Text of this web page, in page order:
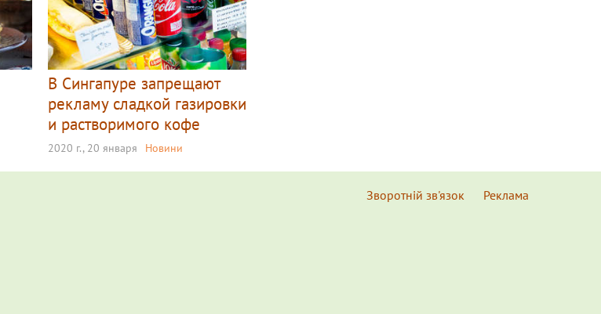
В Сингапуре запрещают
рекламу сладкой газировки
и растворимого кофе
2020 г., 20 января Новини
Зворотній зв'язок Реклама